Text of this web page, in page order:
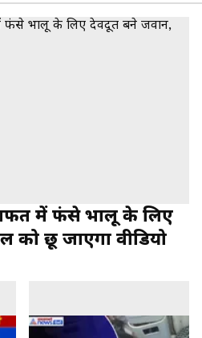
में फंसे भालू के लिए
को छू जाएगा वीडियो